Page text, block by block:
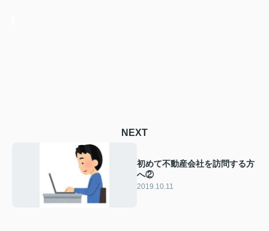
NEXT
初めて不動産会社を訪問する方
へ②
2019.10.11